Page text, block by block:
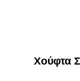
Χούφτα